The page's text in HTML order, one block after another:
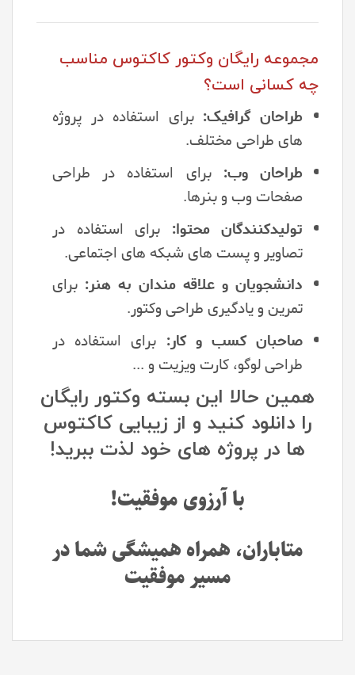
مجموعه رایگان وکتور کاکتوس مناسب
چه کسانی است؟
طراحان گرافیک: برای استفاده در پروژه
های طراحی مختلف.
طراحان وب: برای استفاده در طراحی
صفحات وب و بنرها.
تولیدکنندگان محتوا: برای استفاده در
تصاویر و پست های شبکه های اجتماعی.
دانشجویان و علاقه مندان به هنر: برای
تمرین و یادگیری طراحی وکتور.
صاحبان کسب و کار: برای استفاده در
طراحی لوگو، کارت ویزیت و ...
همین حالا این بسته وکتور رایگان
را دانلود کنید و از زیبایی کاکتوس
ها در پروژه های خود لذت ببرید!
با آرزوی موفقیت!
متاباران، همراه همیشگی شما در
مسیر موفقیت